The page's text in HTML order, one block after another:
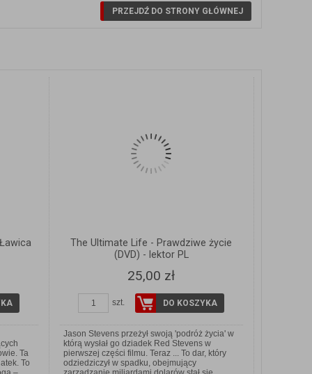
PRZEJDŹ DO STRONY GŁÓWNEJ
Ta
To
The Ultimate Life - Prawdziwe życie
(DVD) - lektor PL
25,00 zł
szt. DO KOSZYKA
Jason Stevens przeżył swoją 'podróż życia' w
którą wysłał go dziadek Red Stevens w
pierwszej części filmu. Teraz ... To dar, który
odziedziczył w spadku, obejmujący